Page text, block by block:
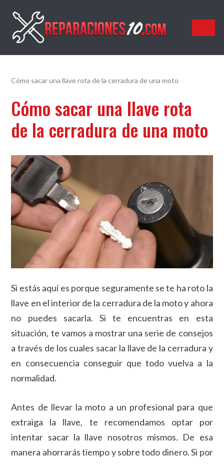
Reparaciones10.com
Cómo sacar una llave rota de la cerradura de una moto
Cómo sacar una llave rota
de la cerradura de una moto
Si estás aquí es porque seguramente se te ha roto la
llave en el interior de la cerradura de la moto y ahora
no puedes sacarla. Si te encuentras en esta
situación, te vamos a mostrar una serie de consejos
a través de los cuales sacar la llave de la cerradura y
en consecuencia conseguir que todo vuelva a la
normalidad.
Antes de llevar la moto a un profesional para que
extraiga la llave, te recomendamos optar por
intentar sacar la llave nosotros mismos. De esa
manera ahorrarás tiempo y sobre todo dinero. Si por